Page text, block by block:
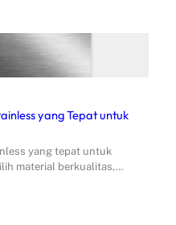
yang Tepat untuk
yang tepat untuk
material berkualitas,…